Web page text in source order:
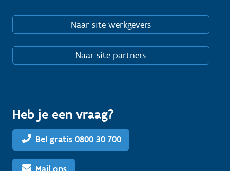
Naar site werkgevers
Naar site partners
Heb je een vraag?
Bel gratis 0800 30 700